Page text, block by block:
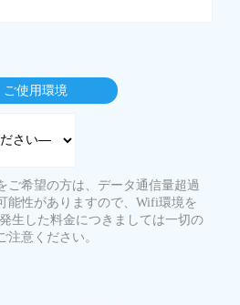
ご使用環境
希望の方は、データ通信量超過
能性がありますので、Wifi環境を
生した料金につきましては一切の
意ください。